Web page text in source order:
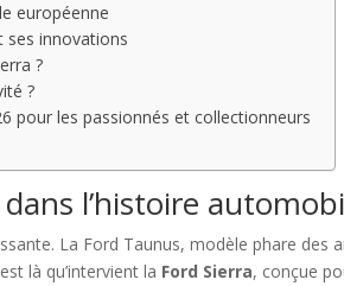
européenne
ses innovations
?
?
pour les passionnés et collectionneurs
l’histoire
La Ford Taunus, modèle phare des
là qu’intervient la Ford Sierra, conçue